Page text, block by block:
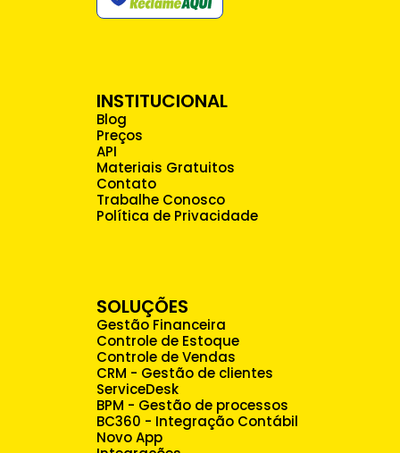
INSTITUCIONAL
Blog
Preços
API
Materiais Gratuitos
Contato
Trabalhe Conosco
Política de Privacidade
SOLUÇÕES
Gestão Financeira
Controle de Estoque
Controle de Vendas
CRM - Gestão de clientes
ServiceDesk
BPM - Gestão de processos
BC360 - Integração Contábil
Novo App